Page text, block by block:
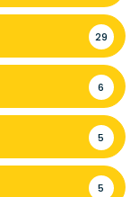
29
6
5
5